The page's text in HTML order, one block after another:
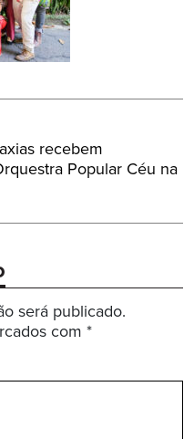
recebem
Popular Céu na
será publicado.
com *